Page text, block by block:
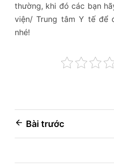
thường, khi đó các bạn
viện/ Trung tâm Y tế để
nhé!
Điều
hướng
bài
Bài trước